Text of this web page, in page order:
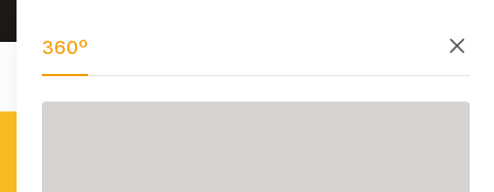
AzulejoPublicitárioPortuguês
Close
360º